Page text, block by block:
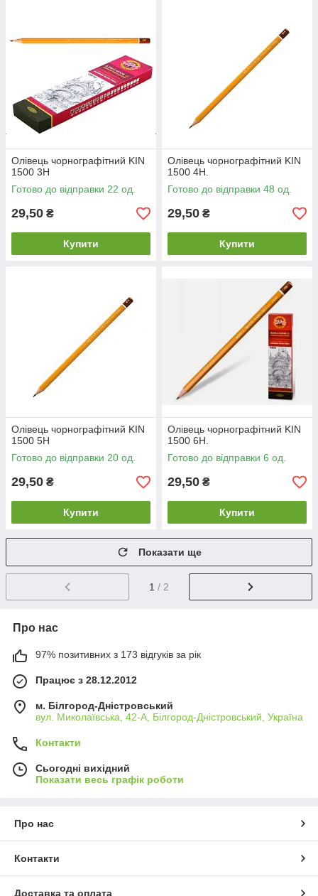
Олівець чорнографітний KIN
1500 3Н
Готово до відправки 22 од.
29,50 ₴
Купити
Олівець чорнографітний KIN
1500 4Н.
Готово до відправки 48 од.
29,50 ₴
Купити
Олівець чорнографітний KIN
1500 5Н
Готово до відправки 20 од.
29,50 ₴
Купити
Олівець чорнографітний KIN
1500 6Н.
Готово до відправки 6 од.
29,50 ₴
Купити
Показати ще
1 / 2
Про нас
97% позитивних з 173 відгуків за рік
Працює з 28.12.2012
м. Білгород-Дністровський
вул. Миколаївська, 42-А, Білгород-Дністровський, Україна
Контакти
Сьогодні вихідний
Показати весь графік роботи
Про нас
Контакти
Доставка та оплата